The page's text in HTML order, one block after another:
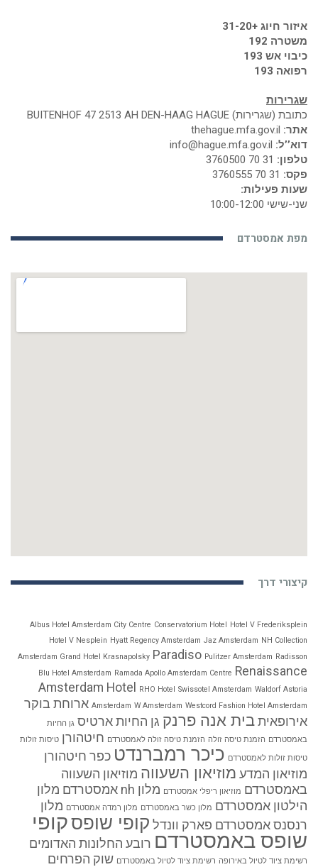
איזור חיוג +31-20
משטרה 192
כיבוי אש 193
רפואה 193
שגרירות
כתובת (שגרירות) BUITENHOF 47 2513 AH DEN-HAAG HAGUE
אתר:
דוא’’ל:
טלפון:
פקס:
שעות פעילות:
שני-שישי 10:00-12:00
מפת אמסטרדם
קיצורי דרך
Albus Hotel Amsterdam City Centre Conservatorium Hotel Hotel V Frederiksplein
Hotel V Nesplein Hyatt Regency Amsterdam Jaz Amsterdam NH Collection
Amsterdam Grand Hotel Krasnapolsky Paradiso Pulitzer Amsterdam Radisson
Blu Hotel Amsterdam Ramada Apollo Amsterdam Centre Renaissance
Amsterdam Hotel
RHO Hotel Swissotel Amsterdam Waldorf Astoria
Amsterdam W Amsterdam Westcord Fashion Hotel Amsterdam
ארוחת בוקר
אירופאית בית אנה פרנק גן החיות ארטיס גן החיות
באמסטרדם הזמנת טיסה זולה הזמנת טיסה זולה לאמסטרדם חיטהורן טיסות זולות
טיסות זולות לאמסטרדם כיכר רמברנדט כפר חיטהורן
מוזיאון המדע מוזיאון השעווה מוזיאון השעווה
באמסטרדם מוזיאון ריפלי אמסטרדם מלון nh אמסטרדם
מלון
הילטון אמסטרדם מלון כשר באמסטרדם מלון רמדה אמסטרדם מלון
רנסנס אמסטרדם פארק וונדל קופי שופסקופי
שופס באמסטרדם רובע החלונות האדומים
רשימת ציוד לטיול באירופה רשימת ציוד לטיול באמסטרדם שוק הפרחים